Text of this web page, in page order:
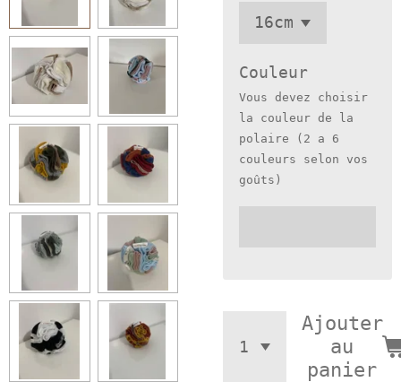
Couleur
Vous devez choisir
la couleur de la
polaire (2 a 6
couleurs selon vos
goûts)
Ajouter
au
panier